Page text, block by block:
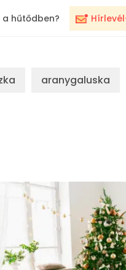
a hűtődben?
aranygaluska